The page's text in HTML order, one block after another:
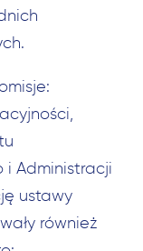
i Administracji
ustawy
również